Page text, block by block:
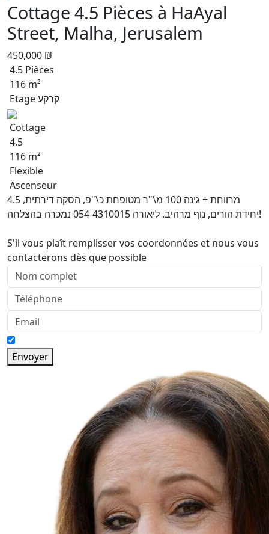
Cottage 4.5 Pièces à HaAyal
Street, Malha, Jerusalem
450,000 ₪
4.5 Pièces
116 m²
Etage קרקע
Cottage
4.5
116 m²
Flexible
Ascenseur
4.5 מרווחת + גינה 100 מ\"ר מטופחת כ\"פ, הסקה דירתית,
יחידת הורים, נוף מרהיב. ליאורה 054-4310015 נמכרה בהצלחה!
S'il vous plaît remplisser vos coordonnées et nous vous
contacterons dès que possible
Envoyer